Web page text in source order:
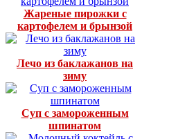
Жареные пирожки с
картофелем и брынзой
Лечо из баклажанов на
зиму
Суп с замороженным
шпинатом